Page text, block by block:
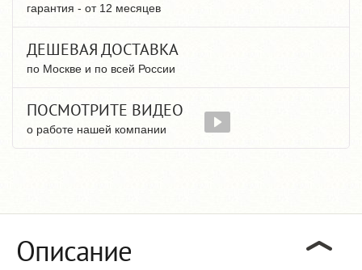
гарантия - от 12 месяцев
ДЕШЕВАЯ ДОСТАВКА
по Москве и по всей России
ПОСМОТРИТЕ ВИДЕО
о работе нашей компании
Описание